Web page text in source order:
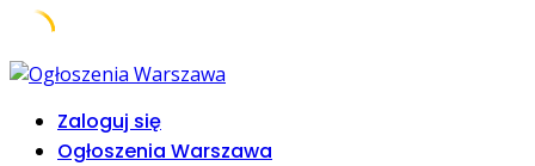
Skip
contentZaloguj się
Ogłoszenia Warszawa